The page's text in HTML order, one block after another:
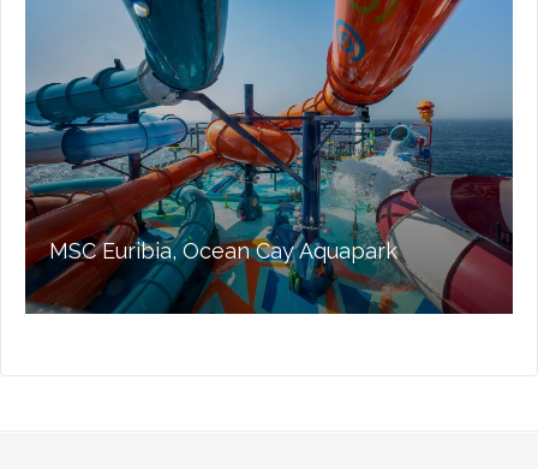
MSC Euribia, Ocean Cay Aquapark